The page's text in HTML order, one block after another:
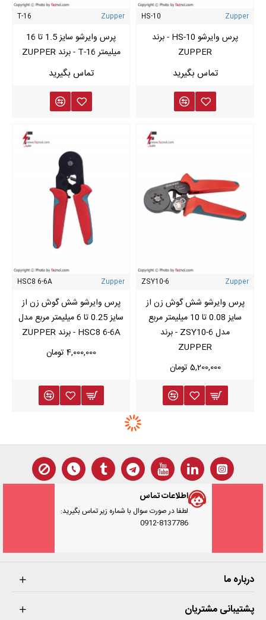
Zupper
HS-10
پرس وایرشو HS-10 - برند
ZUPPER​​​​​​​
Zupper
T-16
پرس وایرشو سایز 1.5 تا 16
میلیمتر T-16 - برند ZUPPER
Zupper
ZSY10-6
پرس وایرشو شش گوش زن از
سایز 0.08 تا 10 میلیمتر مربع
مدل ZSY10-6 - برند
ZUPPER
5,200,000 تومان
Zupper
HSC8 6-6A
پرس وایرشو شش گوش زن از
سایز 0.25 تا 6 میلیمتر مربع مدل
HSC8 6-6A - برند ZUPPER
4,000,000 تومان
اطلاعات تماس
لطفا در صورت سوال با شماره زیر تماس بگیرید:
0912-8137786
درباره ما
پشتیبانی مشتریان